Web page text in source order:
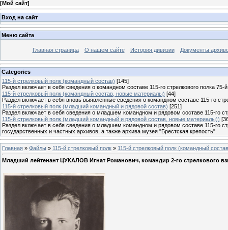
[Мой сайт]
Вход на сайт
Меню сайта
Главная страница О нашем сайте История дивизии Документы
Categories
115-й стрелковый полк (командный состав) [145]
Раздел включает в себя сведения о командном составе 115-го стрелкового полка 75-
115-й стрелковый полк (командный состав, новые материалы) [44]
Раздел включает в себя вновь выявленные сведения о командном составе 115-го
115-й стрелковый полк (младший командный и рядовой состав) [251]
Раздел включает в себя сведения о младшем командном и рядовом составе 115-го
115-й стрелковый полк (младший командный и рядовой состав, новые материалы))
Раздел включает в себя сведения о младшем командном и рядовом составе 115-го
государственных и частных архивов, а также архива музея "Брестская крепость".
Главная » Файлы » 115-й стрелковый полк » 115-й стрелковый полк (командный
Младший лейтенант ЦУКАЛОВ Игнат Романович, командир 2-го стрелкового